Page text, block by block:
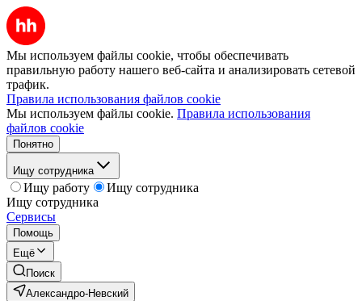
Мы используем файлы cookie, чтобы обеспечивать
правильную работу нашего веб-сайта и анализировать сетевой
трафик.
Правила использования файлов cookie
Мы используем файлы cookie. Правила использования
файлов cookie
Понятно
Ищу сотрудника
Ищу работу
Ищу сотрудника
Ищу сотрудника
Сервисы
Помощь
Ещё
Поиск
Александро-Невский